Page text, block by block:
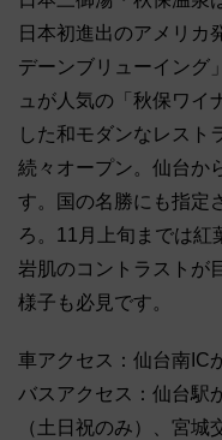
⽇本初進出のアメリカ
デーンブリューイング
ュが⼈気の「秋保ワイ
した和モダンなレスト
続々オープン。仙台か
す。国の名勝にも指定
ろ。11月上旬までは紅
岩肌のコントラストが
様子も必見です。
車アクセス：仙台南IC
バスアクセス：仙台駅
（土日祝のみ）、宮